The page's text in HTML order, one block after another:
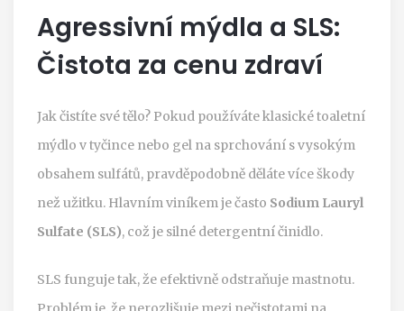
Agressivní mýdla a SLS:
Čistota za cenu zdraví
Jak čistíte své tělo? Pokud používáte klasické toaletní
mýdlo v tyčince nebo gel na sprchování s vysokým
obsahem sulfátů, pravděpodobně děláte více škody
než užitku. Hlavním viníkem je často Sodium Lauryl
Sulfate (SLS), což je silné detergentní činidlo.
SLS funguje tak, že efektivně odstraňuje mastnotu.